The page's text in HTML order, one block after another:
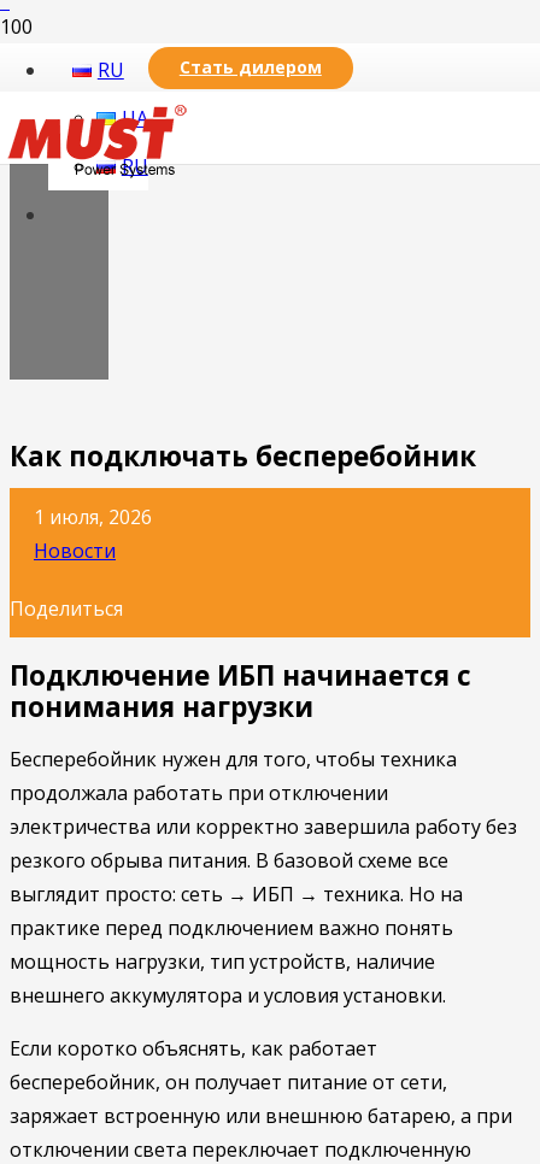
RU
UA
RU
Стать дилером
Как подключать бесперебойник
1 июля, 2026
Новости
Поделиться
Подключение ИБП начинается с
понимания нагрузки
Бесперебойник нужен для того, чтобы техника
продолжала работать при отключении
электричества или корректно завершила работу без
резкого обрыва питания. В базовой схеме все
выглядит просто: сеть → ИБП → техника. Но на
практике перед подключением важно понять
мощность нагрузки, тип устройств, наличие
внешнего аккумулятора и условия установки.
Если коротко объяснять, как работает
бесперебойник, он получает питание от сети,
заряжает встроенную или внешнюю батарею, а при
отключении света переключает подключенную